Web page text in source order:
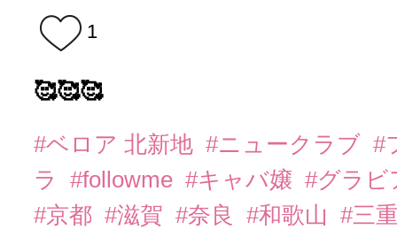
1
🥰🥰🥰
#ベロア 北新地 #ニュークラブ #
ラ
#followme #キャバ嬢 #グラ
#京都 #滋賀 #奈良 #和歌山
#三